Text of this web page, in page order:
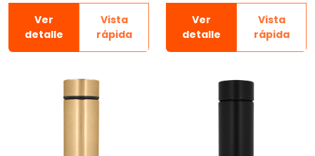
Ver
detalle
Vista
rápida
Ver
detalle
Vista
rápida